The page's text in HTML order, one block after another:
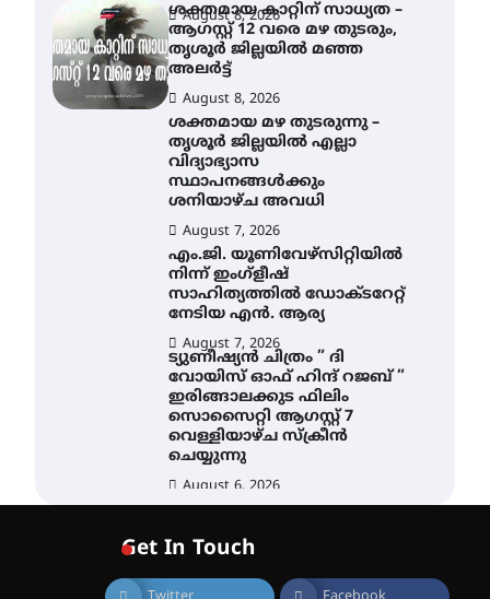
August 8, 2026
ശക്തമായ കാറ്റിന് സാധ്യത –
ആഗസ്റ്റ് 12 വരെ മഴ തുടരും,
തൃശൂർ ജില്ലയിൽ മഞ്ഞ
അലർട്ട്
August 8, 2026
ശക്തമായ മഴ തുടരുന്നു –
തൃശൂർ ജില്ലയിൽ എല്ലാ
വിദ്യാഭ്യാസ
സ്ഥാപനങ്ങൾക്കും
ശനിയാഴ്ച അവധി
August 7, 2026
എം.ജി. യൂണിവേഴ്‌സിറ്റിയിൽ
നിന്ന് ഇംഗ്ളീഷ്
സാഹിത്യത്തിൽ ഡോക്ടറേറ്റ്
നേടിയ എൻ. ആര്യ
August 7, 2026
ട്യുണീഷ്യൻ ചിത്രം ” ദി
വോയിസ് ഓഫ് ഹിന്ദ് റജബ് ”
ഇരിങ്ങാലക്കുട ഫിലിം
സൊസൈറ്റി ആഗസ്റ്റ് 7
വെള്ളിയാഴ്ച സ്‌ക്രീൻ
ചെയ്യുന്നു
August 6, 2026
ഉണർന്നു
ഐ.ടി.യു. ബാങ്കിലെ
Get In Touch